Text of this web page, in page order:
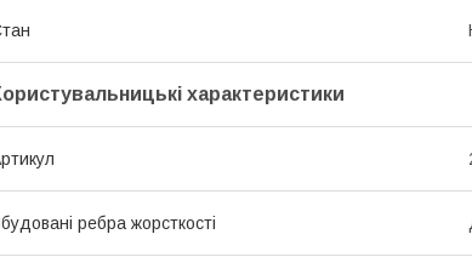
характеристики
ребра жорсткості